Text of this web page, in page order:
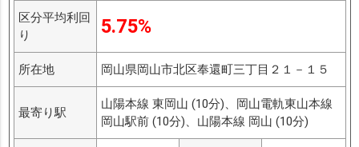
区分平均利回
り
5.75%
所在地 岡山県岡山市北区奉還町三丁目２１－１５
最寄り駅
山陽本線 東岡山 (10分)、岡山電軌東山本線
岡山駅前 (10分)、山陽本線 岡山 (10分)